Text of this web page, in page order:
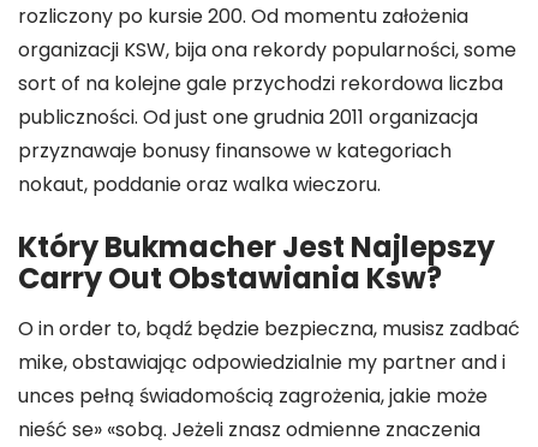
rozliczony po kursie 200. Od momentu założenia
organizacji KSW, bija ona rekordy popularności, some
sort of na kolejne gale przychodzi rekordowa liczba
publiczności. Od just one grudnia 2011 organizacja
przyznawaje bonusy finansowe w kategoriach
nokaut, poddanie oraz walka wieczoru.
Który Bukmacher Jest Najlepszy
Carry Out Obstawiania Ksw?
O in order to, bądź będzie bezpieczna, musisz zadbać
mike, obstawiając odpowiedzialnie my partner and i
unces pełną świadomością zagrożenia, jakie może
nieść se» «sobą. Jeżeli znasz odmienne znaczenia